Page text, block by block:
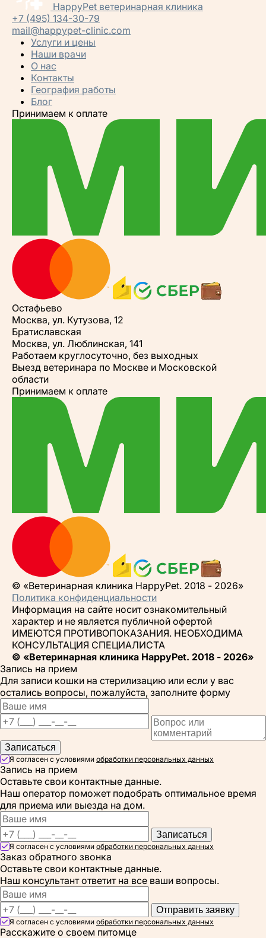
HappyPet ветеринарная клиника
+7 (495) 134-30-79
mail@happypet-clinic.com
Услуги и цены
Наши врачи
О нас
Контакты
География работы
Блог
Принимаем к оплате
Остафьево
Москва, ул. Кутузова, 12
Братиславская
Москва, ул. Люблинская, 141
Работаем круглосуточно, без выходных
Выезд ветеринара по Москве и Московской
области
Принимаем к оплате
© «Ветеринарная клиника HappyPet. 2018 - 2026»
Политика конфиденциальности
Информация на сайте носит ознакомительный
характер и не является публичной офертой
ИМЕЮТСЯ ПРОТИВОПОКАЗАНИЯ. НЕОБХОДИМА
КОНСУЛЬТАЦИЯ СПЕЦИАЛИСТА
© «Ветеринарная клиника HappyPet. 2018 - 2026»
Запись на прием
Для записи кошки на стерилизацию или если у вас
остались вопросы, пожалуйста, заполните форму
Записаться
Я согласен с условиями обработки персональных данных
Запись на прием
Оставьте свои контактные данные.
Наш оператор поможет подобрать оптимальное время
для приема или выезда на дом.
Записаться
Я согласен с условиями обработки персональных данных
Заказ обратного звонка
Оставьте свои контактные данные.
Наш консультант ответит на все ваши вопросы.
Отправить заявку
Я согласен с условиями обработки персональных данных
Расскажите о своем питомце